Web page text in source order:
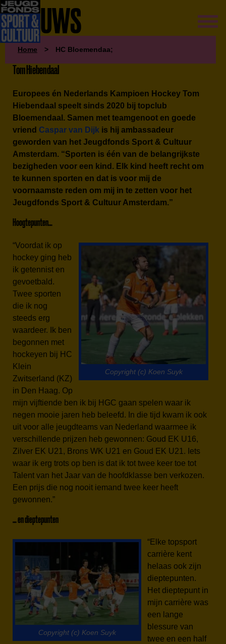
NIEUWS
Home > HC Bloemendaa;
Tom Hiebendaal
Europees én Nederlands Kampioen Hockey Tom
Hiebendaal speelt sinds 2020 bij topclub
Bloemendaal. Samen met teamgenoot en goede
vriend Caspar van Dijk is hij ambassadeur
geworden van het Jeugdfonds Sport & Cultuur
Amsterdam. “Sporten is één van de belangrijkste
bezigheden voor een kind. Elk kind heeft recht om
te kunnen sporten en dat is voor mij de
voornaamste reden om mij in te zetten voor het
Jeugdfonds Sport & Cultuur Amsterdam.”
Hoogtepunten…
Copyright (c) Koen Suyk
“Voordat ik op
hockey ging heb
ik getennist en
gevoetbald.
Twee sporten
die ik nog
steeds erg
waardeer. Ik ben
begonnen met
hockeyen bij HC
Klein
Zwitserland (KZ)
in Den Haag. Op
mijn vijftiende ben ik bij HGC gaan spelen waar ik
negen mooie jaren heb beleefd. In die tijd kwam ik ook
uit voor alle jeugdteams van Nederland waarmee ik
verschillende prijzen heb gewonnen: Goud EK U16,
Zilver EK U21, Brons WK U21 en Goud EK U21. Iets
waar ik erg trots op ben is dat ik tot twee keer toe tot
Talent van het Jaar van de hoofdklasse ben verkozen.
Een prijs die nog nooit iemand twee keer heeft
gewonnen.”
… en dieptepunten
Copyright (c) Koen Suyk
“Elke topsport
carrière kent
helaas ook zijn
dieptepunten.
Het dieptepunt in
mijn carrière was
een lange
blessure van
twee en een half